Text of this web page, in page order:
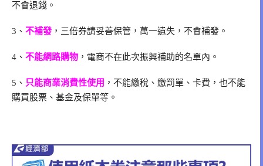
不會退錢。
3、 不補發 ，三倍券請妥善保管，萬一遺失，不會補發。
4、 不能網路購物 ，電商不在此次振興補助的名單內。
5、 只能商業消費性使用 ，不能繳稅、繳罰單、卡費，也不能
購買股票、基金及保單等。